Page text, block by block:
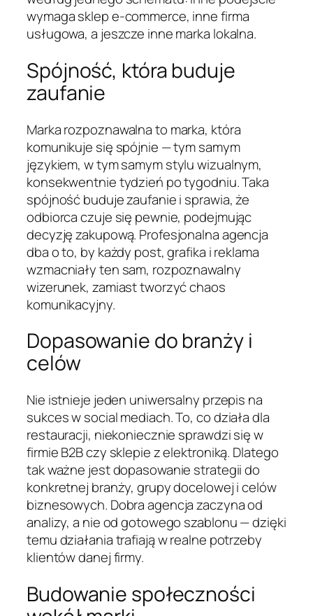
wymaga sklep e-commerce, inne firma
usługowa, a jeszcze inne marka lokalna.
Spójność, która buduje
zaufanie
Marka rozpoznawalna to marka, która
komunikuje się spójnie — tym samym
językiem, w tym samym stylu wizualnym,
konsekwentnie tydzień po tygodniu. Taka
spójność buduje zaufanie i sprawia, że
odbiorca czuje się pewnie, podejmując
decyzję zakupową. Profesjonalna agencja
dba o to, by każdy post, grafika i reklama
wzmacniały ten sam, rozpoznawalny
wizerunek, zamiast tworzyć chaos
komunikacyjny.
Dopasowanie do branży i
celów
Nie istnieje jeden uniwersalny przepis na
sukces w social mediach. To, co działa dla
restauracji, niekoniecznie sprawdzi się w
firmie B2B czy sklepie z elektroniką. Dlatego
tak ważne jest dopasowanie strategii do
konkretnej branży, grupy docelowej i celów
biznesowych. Dobra agencja zaczyna od
analizy, a nie od gotowego szablonu — dzięki
temu działania trafiają w realne potrzeby
klientów danej firmy.
Budowanie społeczności